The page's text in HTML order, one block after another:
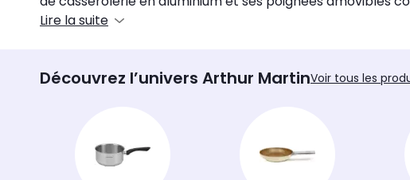
Lire la suite
Découvrez l’univers Arthur MartinVoir tous les